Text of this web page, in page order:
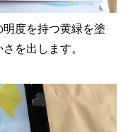
度を持つ黄緑を塗
を出します。